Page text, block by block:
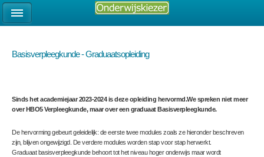
Basisverpleegkunde - Graduaatsopleiding
Sinds het academiejaar 2023-2024 is deze opleiding hervormd.We spreken niet meer
over HBO5 Verpleegkunde, maar over een graduaat Basisverpleegkunde.
De hervorming gebeurt geleidelijk: de eerste twee modules zoals ze hieronder beschreven
zijn, blijven ongewijzigd. De verdere modules worden stap voor stap herwerkt.
Graduaat basisverpleegkunde behoort tot het niveau hoger onderwijs maar wordt